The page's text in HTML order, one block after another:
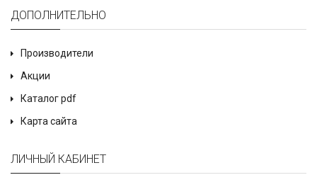
ДОПОЛНИТЕЛЬНО
Производители
Акции
Каталог pdf
Карта сайта
ЛИЧНЫЙ КАБИНЕТ